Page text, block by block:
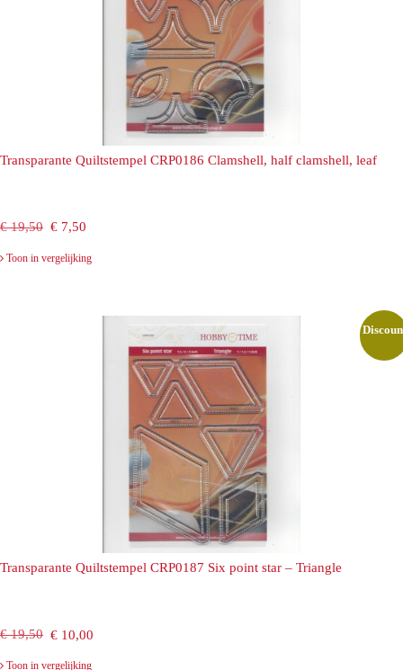
Transparante Quiltstempel CRP0186 Clamshell, half clamshell, leaf
€19,50 Oorspronkelijke
prijs
€7,50
prijs
€ 7,50.
Toon in vergelijking
Transparante Quiltstempel CRP0187 Six point star – Triangle
€19,50 Oorspronkelijke
prijs
€10,00
Toon in vergelijking